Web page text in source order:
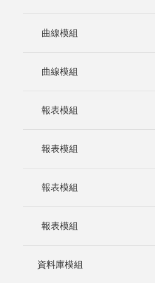
曲線模組
曲線模組
報表模組
報表模組
報表模組
報表模組
資料庫模組